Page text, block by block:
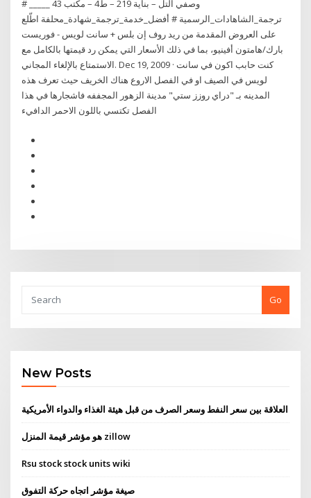
وصفي التل – بناية 219 – ط4 – مكتب 43 _____ #
ترجمة_الشاهادات_الرسمية # أفضل_خدمة_ترجمة_شهادة_محلفة اطّلع
على العروض المقدمة من ريد روف إن بلس + سانت لويس - فوريست
بارك/هامتون أفينيو، بما في ذلك الأسعار التي يمكن رد قيمتها بالكامل مع
الاستمتاع بالإلغاء المجاني. Dec 19, 2009 · كنت حابب اكون في سانت
لويس في الصيف او في الفصل الاروع هناك الخريف حيث تعرف هذه
المدينه بـ "دراي روزز ستي" مدينة الزهور المجففه فاشجارها في هذا
الفصل تكتسي باللون الاحمر الدافيء
Go
New Posts
العلاقة بين سعر النفط وسعر الصرف من قبل هيئة الغذاء والدواء الأمريكية
هو مؤشر قيمة المنزل zillow
Rsu stock stock units wiki
صيغة مؤشر اتجاه حركة التفوق